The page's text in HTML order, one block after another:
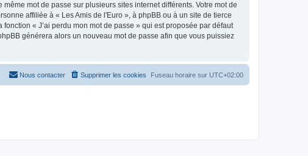
mot de passe sur plusieurs sites internet différents. Votre mot de
affiliée à « Les Amis de l'Euro », à phpBB ou à un site de tierce
« J’ai perdu mon mot de passe » qui est proposée par défaut
générera alors un nouveau mot de passe afin que vous puissiez
Fuseau horaire sur UTC+02:00
Supprimer les cookies
Nous contacter